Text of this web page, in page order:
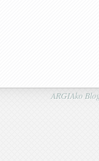
ARGIAko